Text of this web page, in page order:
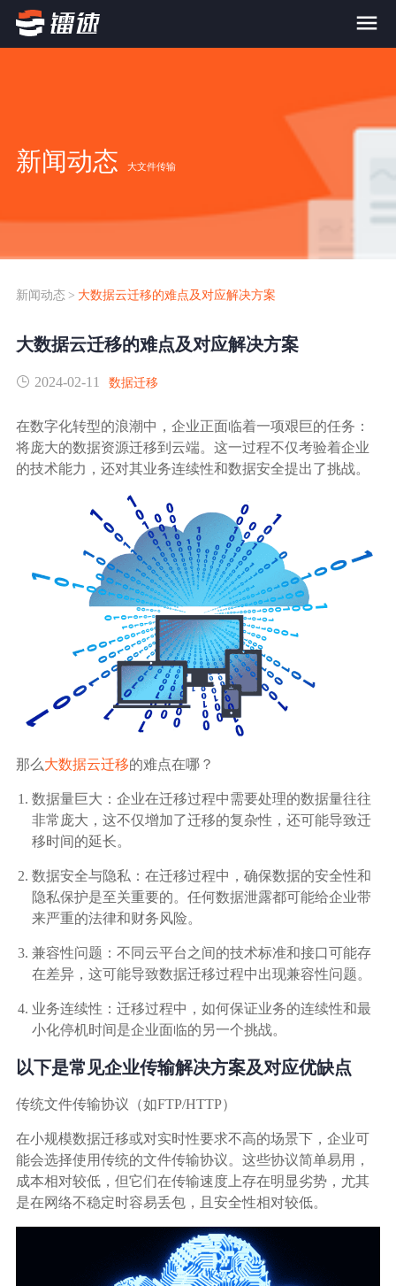
FTP替代升级
SDK传输应用集成
镭速FTP加速
跨国数据传输
数据同步
数据协作
行业应用解决方案
广告媒体
金融行业
基因行业
汽车行业
生产制造业
IT互联网行业
影视制作业
案例
新闻动态
生态合作
关于镭速
新闻动态 大文件传输
新闻动态 > 大数据云迁移的难点及对应解决方案
大数据云迁移的难点及对应解决方案
2024-02-11 数据迁移
在数字化转型的浪潮中，企业正面临着一项艰巨的任务：
将庞大的数据资源迁移到云端。这一过程不仅考验着企业
的技术能力，还对其业务连续性和数据安全提出了挑战。
那么大数据云迁移的难点在哪？
数据量巨大：企业在迁移过程中需要处理的数据量往往
非常庞大，这不仅增加了迁移的复杂性，还可能导致迁
移时间的延长。
数据安全与隐私：在迁移过程中，确保数据的安全性和
隐私保护是至关重要的。任何数据泄露都可能给企业带
来严重的法律和财务风险。
兼容性问题：不同云平台之间的技术标准和接口可能存
在差异，这可能导致数据迁移过程中出现兼容性问题。
业务连续性：迁移过程中，如何保证业务的连续性和最
小化停机时间是企业面临的另一个挑战。
以下是常见企业传输解决方案及对应优缺点
传统文件传输协议（如FTP/HTTP）
在小规模数据迁移或对实时性要求不高的场景下，企业可
能会选择使用传统的文件传输协议。这些协议简单易用，
成本相对较低，但它们在传输速度上存在明显劣势，尤其
是在网络不稳定时容易丢包，且安全性相对较低。